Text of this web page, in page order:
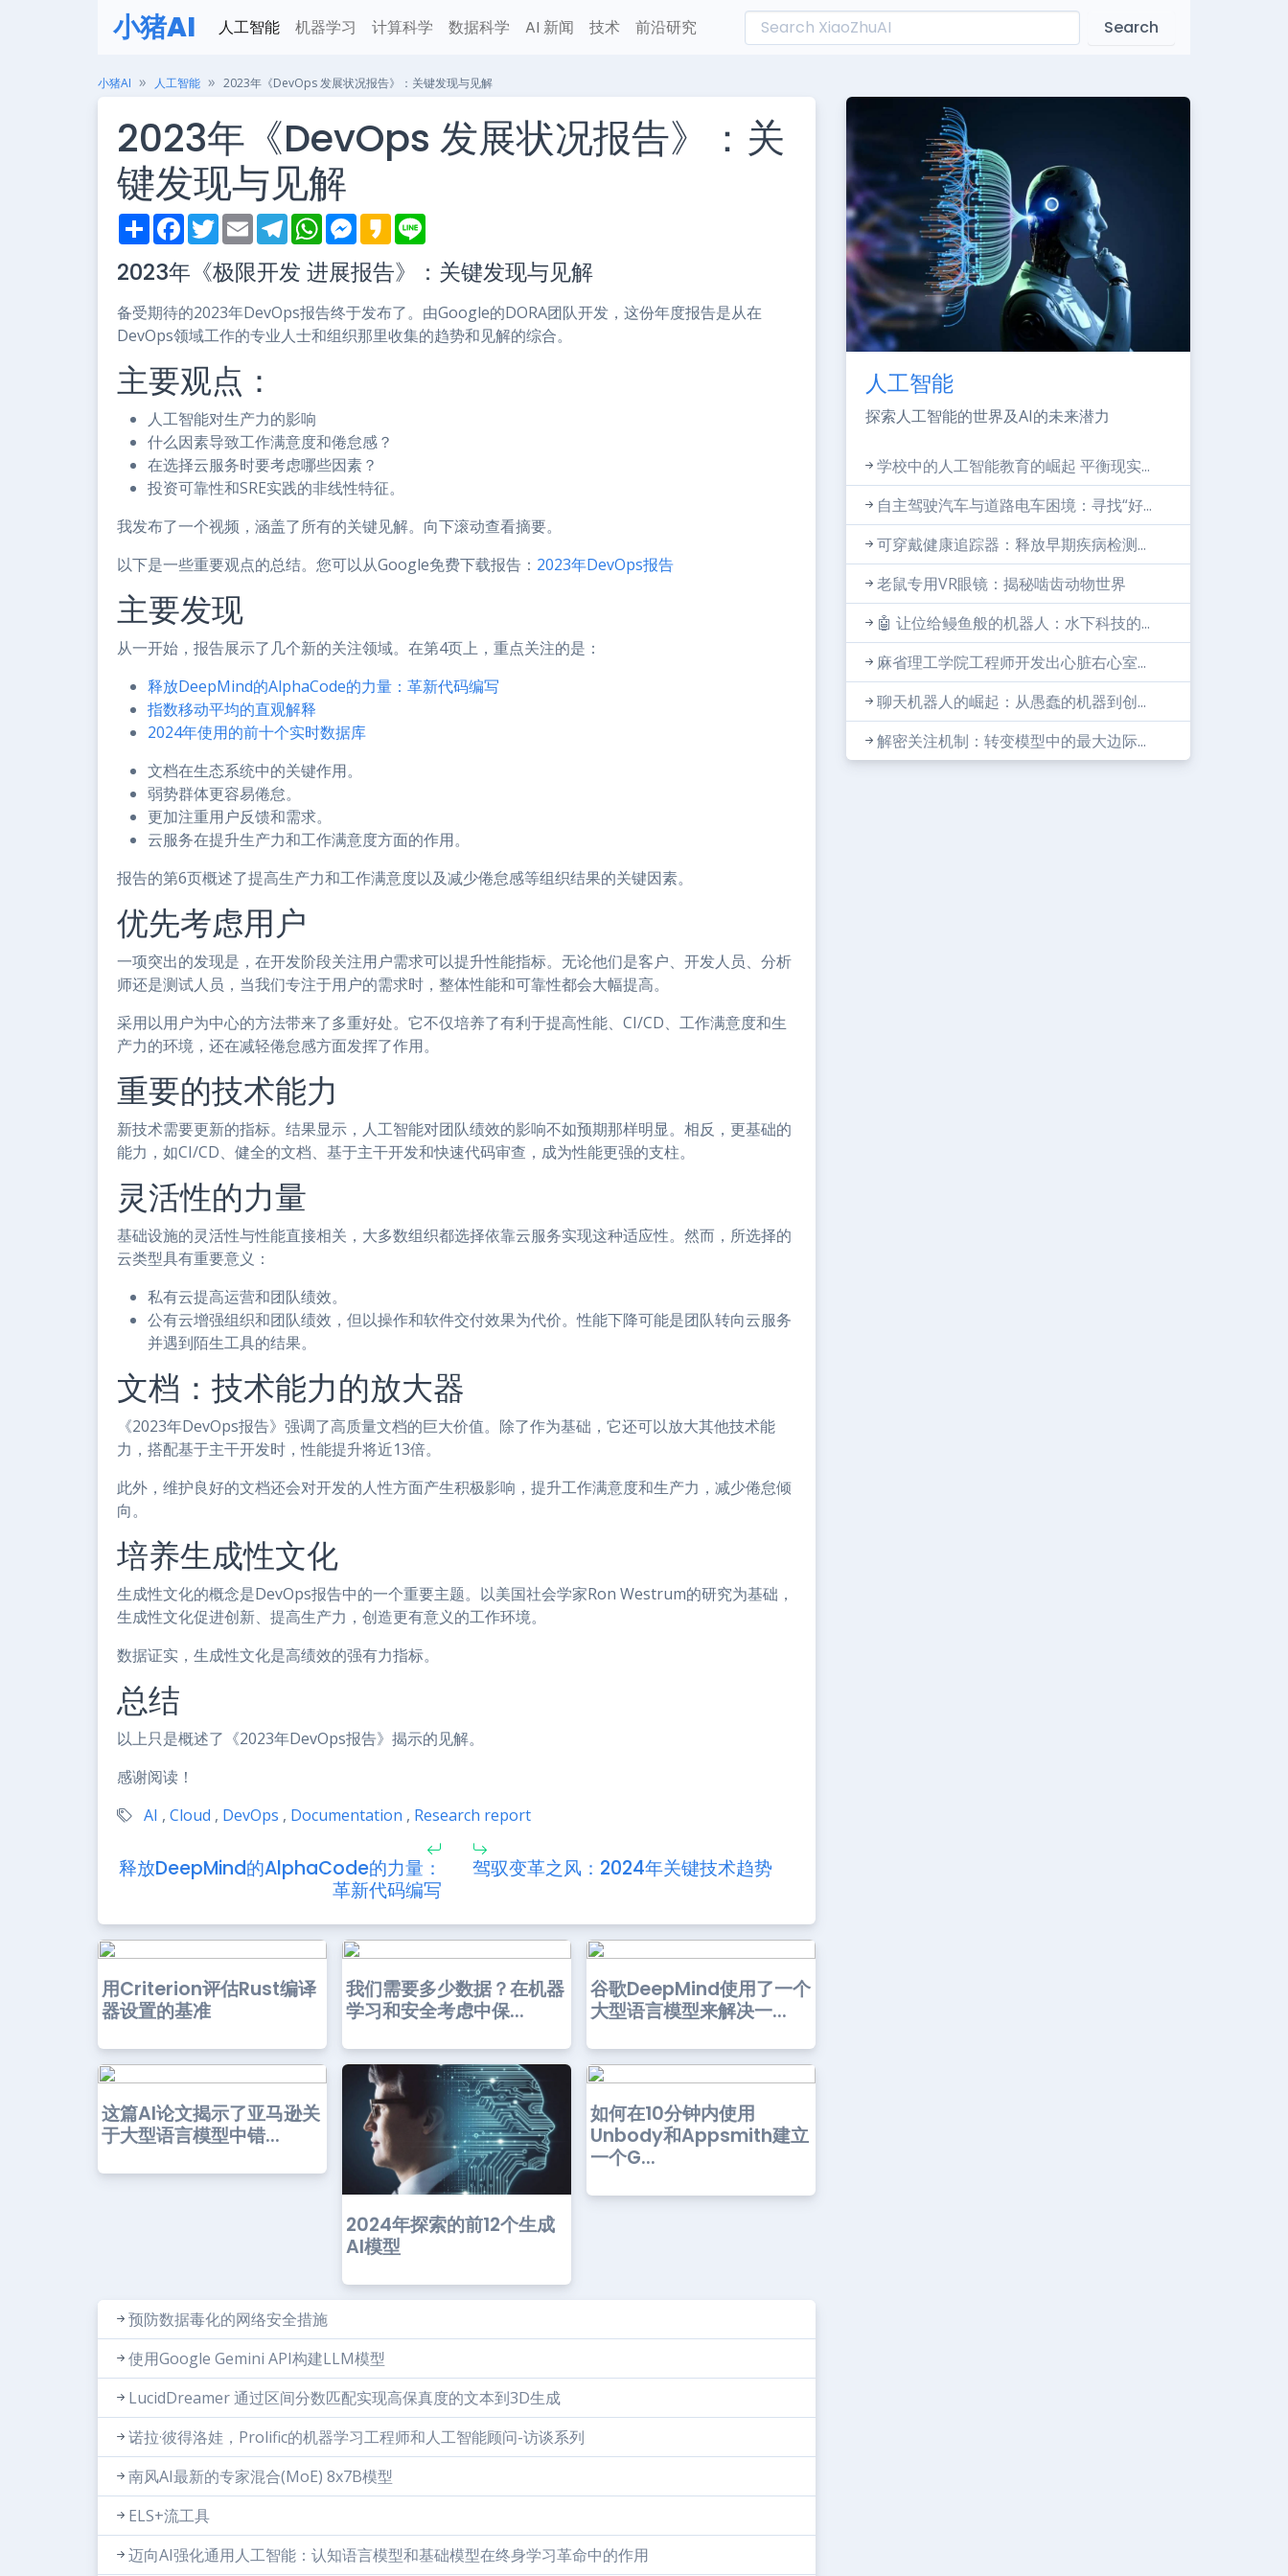
小猪AI 人工智能 机器学习 计算科学 数据科学 AI 新闻 技术 前沿研究 Search
小猪AI 人工智能 2023年《DevOps 发展状况报告》：关键发现与见解
2023年《DevOps 发展状况报告》：关
键发现与见解
S
h
r
e
F
a
e
b
o
k
T
w
t
t
r
E
m
i
l
T
e
e
g
a
m
W
h
t
s
p
p
M
e
s
e
g
e
r
K
a
a
o
e
2023年《极限开发 进展报告》：关键发现与见解
备受期待的2023年DevOps报告终于发布了。由Google的DORA团队开发，这份年度报告是从在
DevOps领域工作的专业人士和组织那里收集的趋势和见解的综合。
主要观点：
人工智能对生产力的影响
什么因素导致工作满意度和倦怠感？
在选择云服务时要考虑哪些因素？
投资可靠性和SRE实践的非线性特征。
我发布了一个视频，涵盖了所有的关键见解。向下滚动查看摘要。
以下是一些重要观点的总结。您可以从Google免费下载报告： 2023年DevOps报告
主要发现
从一开始，报告展示了几个新的关注领域。在第4页上，重点关注的是：
释放DeepMind的AlphaCode的力量：革新代码编写
指数移动平均的直观解释
2024年使用的前十个实时数据库
文档在生态系统中的关键作用。
弱势群体更容易倦怠。
更加注重用户反馈和需求。
云服务在提升生产力和工作满意度方面的作用。
报告的第6页概述了提高生产力和工作满意度以及减少倦怠感等组织结果的关键因素。
优先考虑用户
一项突出的发现是，在开发阶段关注用户需求可以提升性能指标。无论他们是客户、开发人员、分析
师还是测试人员，当我们专注于用户的需求时，整体性能和可靠性都会大幅提高。
采用以用户为中心的方法带来了多重好处。它不仅培养了有利于提高性能、CI/CD、工作满意度和生
产力的环境，还在减轻倦怠感方面发挥了作用。
重要的技术能力
新技术需要更新的指标。结果显示，人工智能对团队绩效的影响不如预期那样明显。相反，更基础的
能力，如CI/CD、健全的文档、基于主干开发和快速代码审查，成为性能更强的支柱。
灵活性的力量
基础设施的灵活性与性能直接相关，大多数组织都选择依靠云服务实现这种适应性。然而，所选择的
云类型具有重要意义：
私有云提高运营和团队绩效。
公有云增强组织和团队绩效，但以操作和软件交付效果为代价。性能下降可能是团队转向云服务
并遇到陌生工具的结果。
文档：技术能力的放大器
《2023年DevOps报告》强调了高质量文档的巨大价值。除了作为基础，它还可以放大其他技术能
力，搭配基于主干开发时，性能提升将近13倍。
此外，维护良好的文档还会对开发的人性方面产生积极影响，提升工作满意度和生产力，减少倦怠倾
向。
培养生成性文化
生成性文化的概念是DevOps报告中的一个重要主题。以美国社会学家Ron Westrum的研究为基础，
生成性文化促进创新、提高生产力，创造更有意义的工作环境。
数据证实，生成性文化是高绩效的强有力指标。
总结
以上只是概述了《2023年DevOps报告》揭示的见解。
感谢阅读！
AI , Cloud , DevOps , Documentation , Research report
释放DeepMind的AlphaCode的力量：
革新代码编写
驾驭变革之风：2024年关键技术趋势
用Criterion评估Rust编译
器设置的基准
我们需要多少数据？在机器
学习和安全考虑中保...
谷歌DeepMind使用了一个
大型语言模型来解决一...
这篇AI论文揭示了亚马逊关
于大型语言模型中错...
2024年探索的前12个生成
AI模型
如何在10分钟内使用
Unbody和Appsmith建立
一个G...
预防数据毒化的网络安全措施
使用Google Gemini API构建LLM模型
LucidDreamer 通过区间分数匹配实现高保真度的文本到3D生成
诺拉·彼得洛娃，Prolific的机器学习工程师和人工智能顾问-访谈系列
南风AI最新的专家混合(MoE) 8x7B模型
ELS+流工具
迈向AI强化通用人工智能：认知语言模型和基础模型在终身学习革命中的作用
人工智能
探索人工智能的世界及AI的未来潜力
学校中的人工智能教育的崛起 平衡现实...
自主驾驶汽车与道路电车困境：寻找“好...
可穿戴健康追踪器：释放早期疾病检测...
老鼠专用VR眼镜：揭秘啮齿动物世界
🤖 让位给鳗鱼般的机器人：水下科技的...
麻省理工学院工程师开发出心脏右心室...
聊天机器人的崛起：从愚蠢的机器到创...
解密关注机制：转变模型中的最大边际...